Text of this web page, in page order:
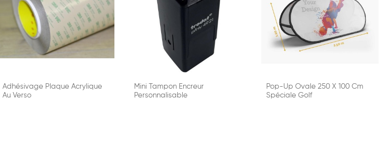
Adhésivage Plaque Acrylique
Au Verso
Mini Tampon Encreur
Personnalisable
Pop-Up Ovale 250 X 100 Cm
Spéciale Golf